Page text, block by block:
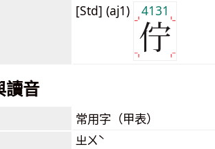
[Std] (aj1) 4131
讀音
常用字（甲表）
ㄓㄨˋ